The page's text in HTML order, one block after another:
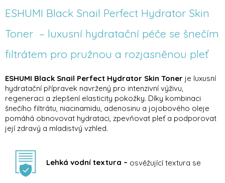
ESHUMI Black Snail Perfect Hydrator Skin
Toner – luxusní hydratační péče se šnečím
filtrátem pro pružnou a rozjasněnou pleť
ESHUMI Black Snail Perfect Hydrator Skin Toner je luxusní
hydratační přípravek navržený pro intenzivní výživu,
regeneraci a zlepšení elasticity pokožky. Díky kombinaci
šnečího filtrátu, niacinamidu, adenosinu a jojobového oleje
pomáhá obnovovat hydrataci, zpevňovat pleť a podporovat
její zdravý a mladistvý vzhled.
Lehká vodní textura – osvěžující textura se